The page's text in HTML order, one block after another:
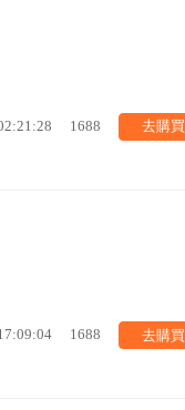
1688 去購買
1688 去購買